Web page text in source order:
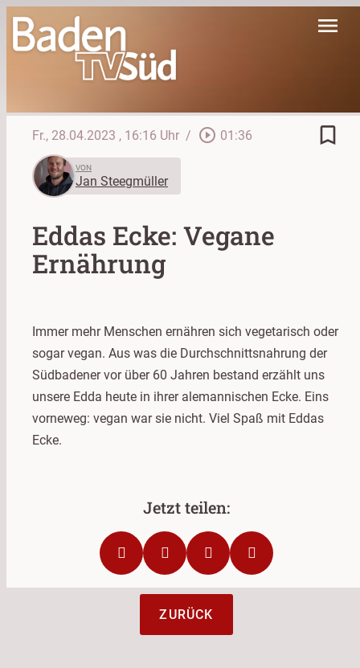
menu
Fr., 28.04.2023 , 16:16 Uhr / play_circle_outline 01:36 bookmark_border
VON
Jan Steegmüller
Eddas Ecke: Vegane
Ernährung
Immer mehr Menschen ernähren sich vegetarisch oder
sogar vegan. Aus was die Durchschnittsnahrung der
Südbadener vor über 60 Jahren bestand erzählt uns
unsere Edda heute in ihrer alemannischen Ecke. Eins
vorneweg: vegan war sie nicht. Viel Spaß mit Eddas
Ecke.
ZURÜCK